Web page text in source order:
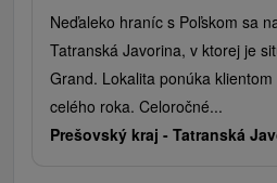
Neďaleko hraníc s Poľskom sa
Tatranská Javorina, v ktorej je
Grand. Lokalita ponúka
celého roka. Celoročné...
Prešovský kraj - Tatranská